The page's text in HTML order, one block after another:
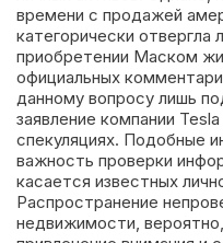
времени с продажей
категорически
приобретении Маском
официальных
данному вопросу лишь
заявление компании
спекуляциях. Подобные
важность проверки
касается известных
Распространение
недвижимости,